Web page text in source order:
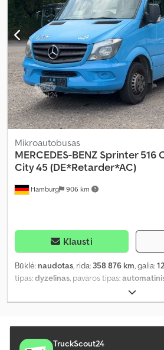
Hamburg 906 km
Mikroautobusas
MERCEDES-BENZ Sprinter 516
City 45 (DE*Retarder*AC)
Klausti
Būklė: naudotas, rida: 358 876 km, galia:
tipas:dyzelinas, pavaros tipas:
12/2026
balta, stabdžiai:retarderis, sėdimų vietų
stabilumo programa (ESP), oro
TruckScout24